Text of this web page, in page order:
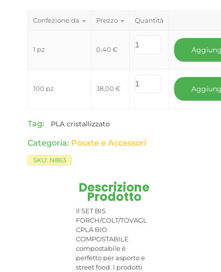
Confezione da Prezzo Quantità
1 pz 0,40 €
100 pz 38,00 €
Tag: PLA cristallizzato
Categoria: Posate e Accessori
SKU: N863
Descrizione
Prodotto
Il SET BIS
FORCH/COLT/TOVAGL
CPLA BIO
COMPOSTABILE
compostabile è
perfetto per asporto e
street food. I prodotti